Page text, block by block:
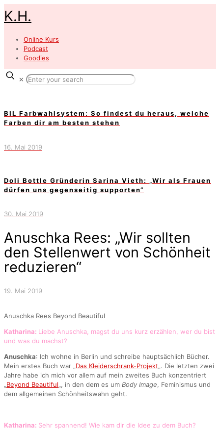
K.H.
Online Kurs
Podcast
Goodies
✕
BIL Farbwahlsystem: So findest du heraus, welche
Farben dir am besten stehen
16. Mai 2019
Doli Bottle Gründerin Sarina Vieth: „Wir als Frauen
dürfen uns gegenseitig supporten“
30. Mai 2019
Anuschka Rees: „Wir sollten
den Stellenwert von Schönheit
reduzieren“
19. Mai 2019
Anuschka Rees Beyond Beautiful
Katharina: Liebe Anuschka, magst du uns kurz erzählen, wer du bist
und was du machst?
Anuschka: Ich wohne in Berlin und schreibe hauptsächlich Bücher.
Mein erstes Buch war „Das Kleiderschrank-Projekt„. Die letzten zwei
Jahre habe ich mich vor allem auf mein zweites Buch konzentriert
„Beyond Beautiful„, in den dem es um Body Image, Feminismus und
dem allgemeinen Schönheitswahn geht.
Katharina: Sehr spannend! Wie kam dir die Idee zu dem Buch?